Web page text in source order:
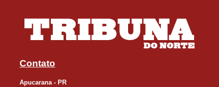
Contato
Apucarana - PR